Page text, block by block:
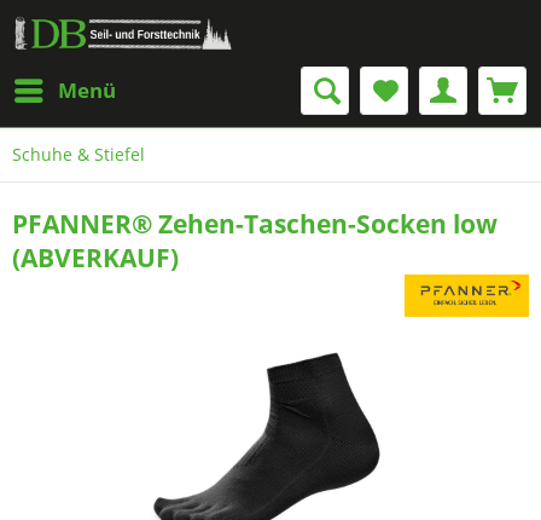
Menü
Schuhe & Stiefel
PFANNER® Zehen-Taschen-Socken low
(ABVERKAUF)